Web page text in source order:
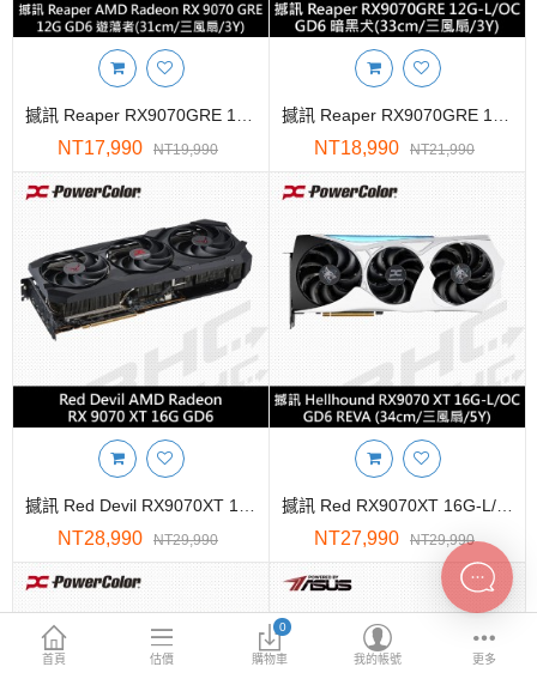
處理器
記憶體
INTEL主機板
AMD主機板
2.5 SSD
M.2 SSD
內接式硬碟
外接隨身碟
More Categories
首頁 估價
0
購物車 我的帳號 更多
NT17,990 NT19,990 NT18,990 NT21,990
NT28,990 NT29,990 NT27,990 NT29,990